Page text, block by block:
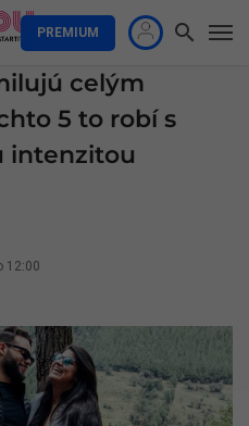
PREMIUM
celým
5 to robí s
intenzitou
12:00